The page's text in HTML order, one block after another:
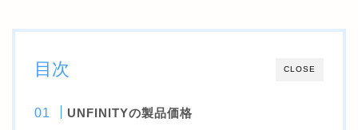
CLOSE
目次
UNFINITYの製品価格